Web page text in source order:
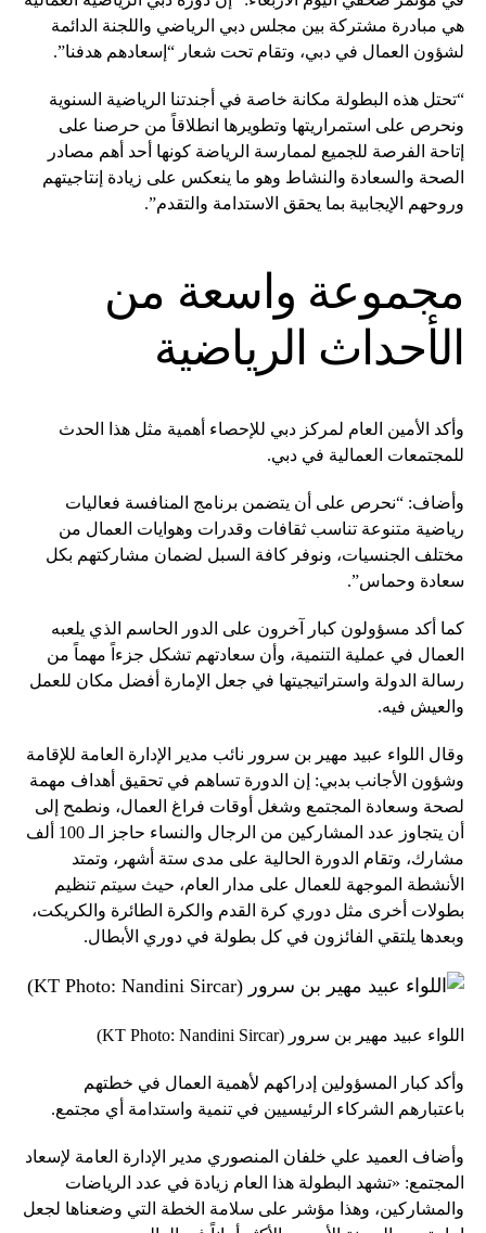
هي مبادرة مشتركة بين مجلس دبي الرياضي واللجنة الدائمة
لشؤون العمال في دبي، وتقام تحت شعار “إسعادهم هدفنا”.
“تحتل هذه البطولة مكانة خاصة في أجندتنا الرياضية السنوية
ونحرص على استمراريتها وتطويرها انطلاقاً من حرصنا على
إتاحة الفرصة للجميع لممارسة الرياضة كونها أحد أهم مصادر
الصحة والسعادة والنشاط وهو ما ينعكس على زيادة إنتاجيتهم
وروحهم الإيجابية بما يحقق الاستدامة والتقدم”.
مجموعة واسعة من
الأحداث الرياضية
وأكد الأمين العام لمركز دبي للإحصاء أهمية مثل هذا الحدث
للمجتمعات العمالية في دبي.
وأضاف: “نحرص على أن يتضمن برنامج المنافسة فعاليات
رياضية متنوعة تناسب ثقافات وقدرات وهوايات العمال من
مختلف الجنسيات، ونوفر كافة السبل لضمان مشاركتهم بكل
سعادة وحماس”.
كما أكد مسؤولون كبار آخرون على الدور الحاسم الذي يلعبه
العمال في عملية التنمية، وأن سعادتهم تشكل جزءاً مهماً من
رسالة الدولة واستراتيجيتها في جعل الإمارة أفضل مكان للعمل
والعيش فيه.
وقال اللواء عبيد مهير بن سرور نائب مدير الإدارة العامة للإقامة
وشؤون الأجانب بدبي: إن الدورة تساهم في تحقيق أهداف مهمة
لصحة وسعادة المجتمع وشغل أوقات فراغ العمال، ونطمح إلى
أن يتجاوز عدد المشاركين من الرجال والنساء حاجز الـ 100 ألف
مشارك، وتقام الدورة الحالية على مدى ستة أشهر، وتمتد
الأنشطة الموجهة للعمال على مدار العام، حيث سيتم تنظيم
بطولات أخرى مثل دوري كرة القدم والكرة الطائرة والكريكت،
وبعدها يلتقي الفائزون في كل بطولة في دوري الأبطال.
اللواء عبيد مهير بن سرور (KT Photo: Nandini Sircar)
وأكد كبار المسؤولين إدراكهم لأهمية العمال في خطتهم
باعتبارهم الشركاء الرئيسيين في تنمية واستدامة أي مجتمع.
وأضاف العميد علي خلفان المنصوري مدير الإدارة العامة لإسعاد
المجتمع: «تشهد البطولة هذا العام زيادة في عدد الرياضات
والمشاركين، وهذا مؤشر على سلامة الخطة التي وضعناها لجعل